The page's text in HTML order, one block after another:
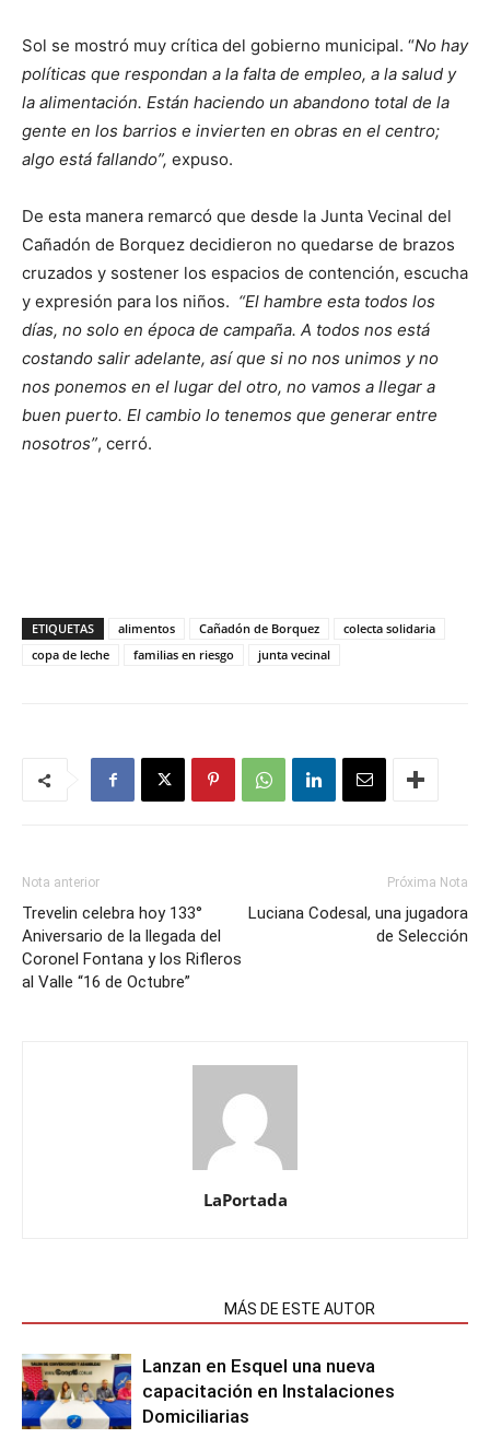
Sol se mostró muy crítica del gobierno municipal. “No hay
políticas que respondan a la falta de empleo, a la salud y
la alimentación. Están haciendo un abandono total de la
gente en los barrios e invierten en obras en el centro;
algo está fallando”, expuso.
De esta manera remarcó que desde la Junta Vecinal del
Cañadón de Borquez decidieron no quedarse de brazos
cruzados y sostener los espacios de contención, escucha
y expresión para los niños. “El hambre esta todos los
días, no solo en época de campaña. A todos nos está
costando salir adelante, así que si no nos unimos y no
nos ponemos en el lugar del otro, no vamos a llegar a
buen puerto. El cambio lo tenemos que generar entre
nosotros”, cerró.
ETIQUETAS alimentos Cañadón de Borquez
colecta solidaria
copa de leche
familias en riesgo junta vecinal
Nota anterior
Trevelin celebra hoy 133°
Aniversario de la llegada del
Coronel Fontana y los Rifleros
al Valle “16 de Octubre”
Próxima Nota
Luciana Codesal, una jugadora
de Selección
LaPortada
MÁS DE ESTE AUTOR
Lanzan en Esquel una nueva
capacitación en Instalaciones
Domiciliarias